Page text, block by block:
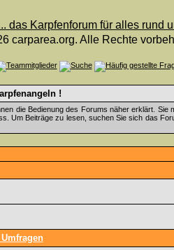
carparea.org. Alle Rechte
!
die Bedienung des Forums näher erklärt.
Um Beiträge zu lesen, suchen Sie sich das